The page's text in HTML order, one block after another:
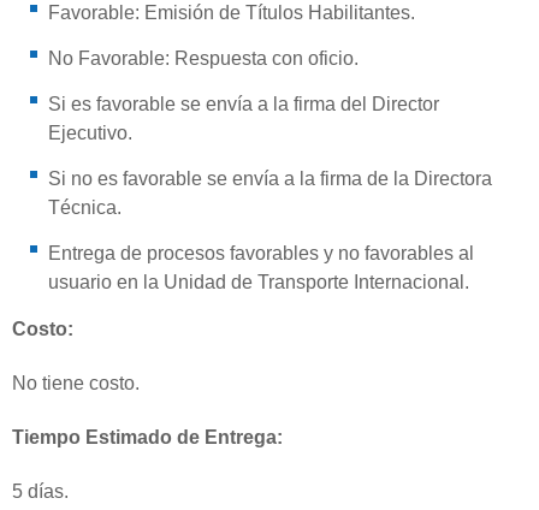
Favorable: Emisión de Títulos Habilitantes.
No Favorable: Respuesta con oficio.
Si es favorable se envía a la firma del Director
Ejecutivo.
Si no es favorable se envía a la firma de la Directora
Técnica.
Entrega de procesos favorables y no favorables al
usuario en la Unidad de Transporte Internacional.
Costo:
No tiene costo.
Tiempo Estimado de Entrega:
5 días.